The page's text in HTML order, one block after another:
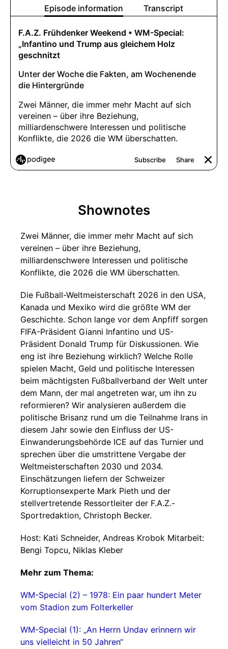
Shownotes
Zwei Männer, die immer mehr Macht auf sich
vereinen – über ihre Beziehung,
milliardenschwere Interessen und politische
Konflikte, die 2026 die WM überschatten.
Die Fußball-Weltmeisterschaft 2026 in den USA,
Kanada und Mexiko wird die größte WM der
Geschichte. Schon lange vor dem Anpfiff sorgen
FIFA-Präsident Gianni Infantino und US-
Präsident Donald Trump für Diskussionen. Wie
eng ist ihre Beziehung wirklich? Welche Rolle
spielen Macht, Geld und politische Interessen
beim mächtigsten Fußballverband der Welt unter
dem Mann, der mal angetreten war, um ihn zu
reformieren? Wir analysieren außerdem die
politische Brisanz rund um die Teilnahme Irans in
diesem Jahr sowie den Einfluss der US-
Einwanderungsbehörde ICE auf das Turnier und
sprechen über die umstrittene Vergabe der
Weltmeisterschaften 2030 und 2034.
Einschätzungen liefern der Schweizer
Korruptionsexperte Mark Pieth und der
stellvertretende Ressortleiter der F.A.Z.-
Sportredaktion, Christoph Becker.
Host: Kati Schneider, Andreas Krobok Mitarbeit:
Bengi Topcu, Niklas Kleber
Mehr zum Thema:
WM-Special (2) – 1978: Ein paar hundert Meter
vom Stadion zum Folterkeller
WM-Special (1): „An Herrn Undav erinnern wir
uns vielleicht in 50 Jahren“